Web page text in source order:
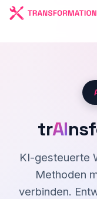
trAI
KI-gesteuerte
Methoden
verbinden.